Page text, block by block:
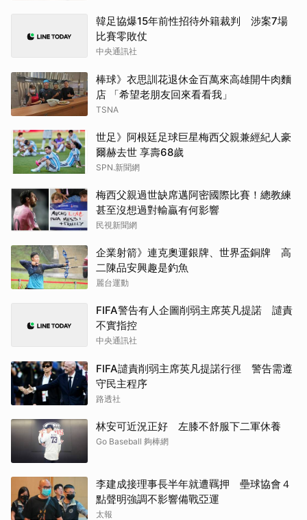
韓足協爆15年前性招待外籍裁判 涉案7場
比賽零敗仗
中央通訊社
棒球》衣思訓花退休金百萬來高雄開牛肉麵
店 「希望老朋友回來看看我」
TSNA
世足》阿根廷足球巨星梅西父親兼經紀人豪
爾赫去世 享壽68歲
SPN.新聞網
梅西父親過世缺席邁阿密國際比賽！總教練
甚至沒想過對輸贏有何影響
民視新聞網
企業射箭》連克奧運銀牌、世界盃銅牌 高
二陳品安興趣是釣魚
麗台運動
FIFA警告有人企圖削弱主席英凡提諾 譴責
不實指控
中央通訊社
FIFA譴責削弱主席英凡提諾行徑 警告需遵
守民主程序
路透社
林安可近況正好 左膝不舒服下二軍休養
Go Baseball 夠棒網
李建成接理事長半年就遭羈押 壘球協會４
點聲明強調不影響備戰亞運
太報